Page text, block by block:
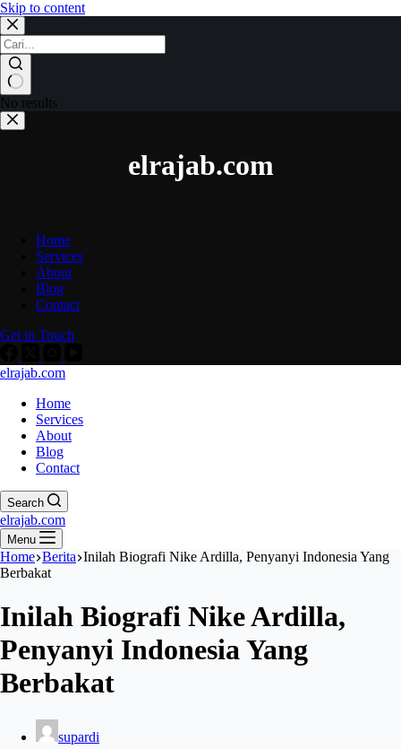
Skip to content
No results
elrajab.com
Home
Services
About
Blog
Contact
Get in Touch
elrajab.com
Home
Services
About
Blog
Contact
Search
elrajab.com
Menu
Home Berita Inilah Biografi Nike Ardilla, Penyanyi Indonesia Yang
Berbakat
Inilah Biografi Nike Ardilla,
Penyanyi Indonesia Yang
Berbakat
supardi